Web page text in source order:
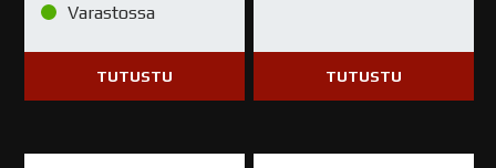
Varastossa
TUTUSTU TUTUSTU